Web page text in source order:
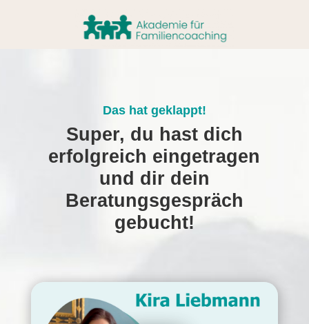
Das hat geklappt!
Super, du hast dich
erfolgreich eingetragen
und dir dein
Beratungsgespräch
gebucht!